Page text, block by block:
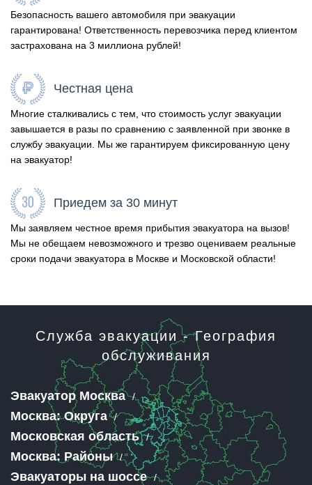
Безопасность вашего автомобиля при эвакуации
гарантирована! Ответственность перевозчика перед клиентом
застрахована на 3 миллиона рублей!
Честная цена
Многие сталкивались с тем, что стоимость услуг эвакуации
завышается в разы по сравнению с заявленной при звонке в
службу эвакуации. Мы же гарантируем фиксированную цену
на эвакуатор!
Приедем за 30 минут
Мы заявляем честное время прибытия эвакуатора на вызов!
Мы не обещаем невозможного и трезво оцениваем реальные
сроки подачи эвакуатора в Москве и Московской области!
Служба эвакуации - География
обслуживания
Эвакуатор Москва
Москва: Округа
Московская область
Москва: Районы
Эвакуаторы на шоссе